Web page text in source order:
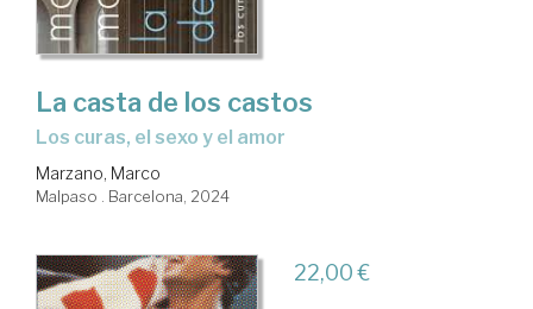
La casta de los castos
los curas, el sexo y el amor
Marzano, Marco
Malpaso . Barcelona, 2024
22,00 €